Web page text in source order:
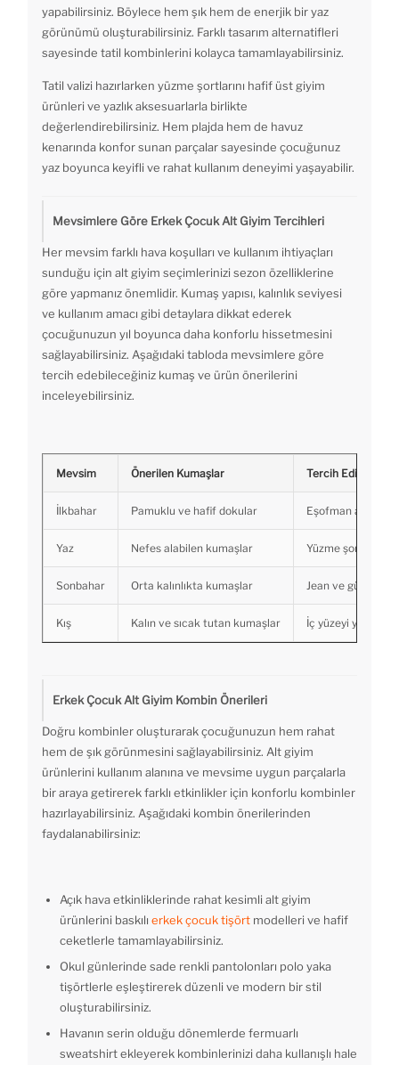
yapabilirsiniz. Böylece hem şık hem de enerjik bir yaz
görünümü oluşturabilirsiniz. Farklı tasarım alternatifleri
sayesinde tatil kombinlerini kolayca tamamlayabilirsiniz.
Tatil valizi hazırlarken yüzme şortlarını hafif üst giyim
ürünleri ve yazlık aksesuarlarla birlikte
değerlendirebilirsiniz. Hem plajda hem de havuz
kenarında konfor sunan parçalar sayesinde çocuğunuz
yaz boyunca keyifli ve rahat kullanım deneyimi yaşayabilir.
Mevsimlere Göre Erkek Çocuk Alt Giyim Tercihleri
Her mevsim farklı hava koşulları ve kullanım ihtiyaçları
sunduğu için alt giyim seçimlerinizi sezon özelliklerine
göre yapmanız önemlidir. Kumaş yapısı, kalınlık seviyesi
ve kullanım amacı gibi detaylara dikkat ederek
çocuğunuzun yıl boyunca daha konforlu hissetmesini
sağlayabilirsiniz. Aşağıdaki tabloda mevsimlere göre
tercih edebileceğiniz kumaş ve ürün önerilerini
inceleyebilirsiniz.
Mevsim Önerilen Kumaşlar Tercih
İlkbahar Pamuklu ve hafif dokular Eşofman altı,
Yaz Nefes alabilen kumaşlar Yüzme şortu,
Sonbahar Orta kalınlıkta kumaşlar Jean ve günlük
Kış Kalın ve sıcak tutan kumaşlar İç yüzeyi
Erkek Çocuk Alt Giyim Kombin Önerileri
Doğru kombinler oluşturarak çocuğunuzun hem rahat
hem de şık görünmesini sağlayabilirsiniz. Alt giyim
ürünlerini kullanım alanına ve mevsime uygun parçalarla
bir araya getirerek farklı etkinlikler için konforlu kombinler
hazırlayabilirsiniz. Aşağıdaki kombin önerilerinden
faydalanabilirsiniz:
Açık hava etkinliklerinde rahat kesimli alt giyim
ürünlerini baskılı erkek çocuk tişört modelleri ve hafif
ceketlerle tamamlayabilirsiniz.
Okul günlerinde sade renkli pantolonları polo yaka
tişörtlerle eşleştirerek düzenli ve modern bir stil
oluşturabilirsiniz.
Havanın serin olduğu dönemlerde fermuarlı
sweatshirt ekleyerek kombinlerinizi daha kullanışlı hale